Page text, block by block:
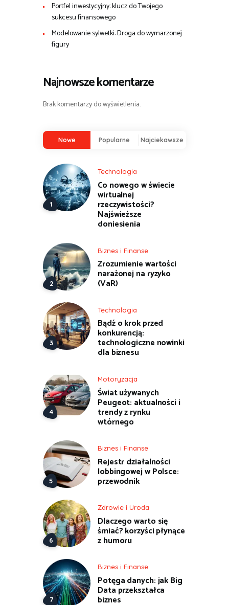
Portfel inwestycyjny: klucz do Twojego
sukcesu finansowego
Modelowanie sylwetki: Droga do wymarzonej
figury
Najnowsze komentarze
Brak komentarzy do wyświetlenia.
Nowe Popularne Najciekawsze
Technologia
Co nowego w świecie
wirtualnej
rzeczywistości?
Najświeższe
doniesienia
Biznes i Finanse
Zrozumienie wartości
narażonej na ryzyko
(VaR)
Technologia
Bądź o krok przed
konkurencją:
technologiczne nowinki
dla biznesu
Motoryzacja
Świat używanych
Peugeot: aktualności i
trendy z rynku
wtórnego
Biznes i Finanse
Rejestr działalności
lobbingowej w Polsce:
przewodnik
Zdrowie i Uroda
Dlaczego warto się
śmiać? korzyści płynące
z humoru
Biznes i Finanse
Potęga danych: jak Big
Data przekształca
biznes